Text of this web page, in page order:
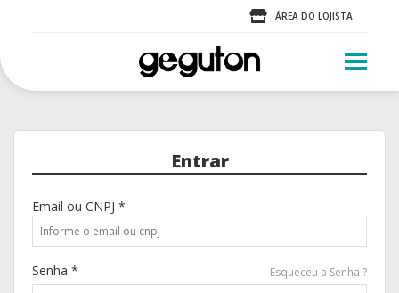
ÁREA DO LOJISTA
Entrar
Email ou CNPJ *
Senha * Esqueceu a Senha ?